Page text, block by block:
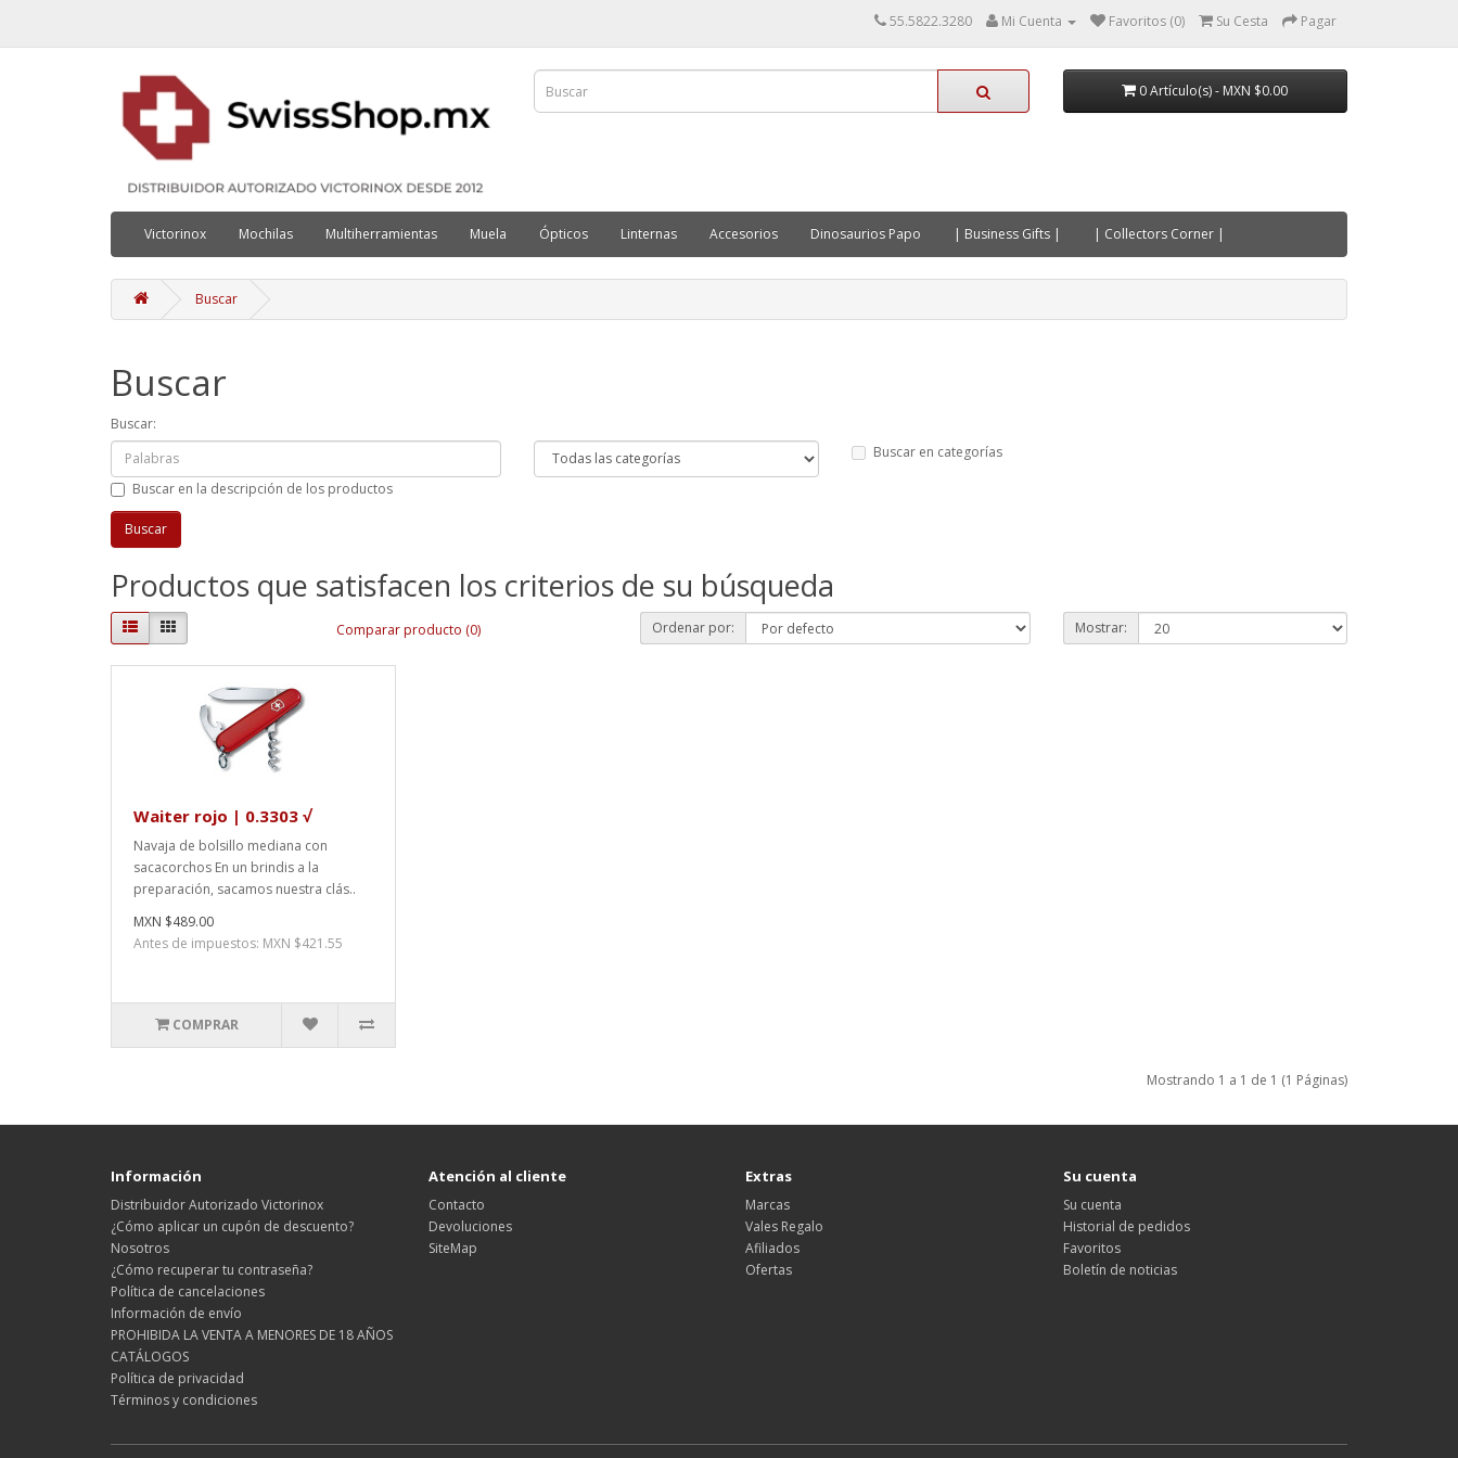
55.5822.3280 Mi Cuenta Favoritos (0) Su Cesta Pagar
0 Artículo(s) - MXN $0.00
Victorinox Mochilas Multiherramientas Muela Ópticos Linternas Accesorios Dinosaurios Papo | Business Gifts | | Collectors Corner |
Buscar
Buscar
Buscar:
Buscar en categorías
Buscar en la descripción de los productos
Productos que satisfacen los criterios de su búsqueda
Comparar producto (0) Ordenar por: Mostrar:
Waiter rojo | 0.3303 √
Navaja de bolsillo mediana con
sacacorchos En un brindis a la
preparación, sacamos nuestra clás..
MXN $489.00
Antes de impuestos: MXN $421.55
COMPRAR
Mostrando 1 a 1 de 1 (1 Páginas)
Información
Distribuidor Autorizado Victorinox
¿Cómo aplicar un cupón de descuento?
Nosotros
¿Cómo recuperar tu contraseña?
Política de cancelaciones
Información de envío
PROHIBIDA LA VENTA A MENORES DE 18 AÑOS
CATÁLOGOS
Política de privacidad
Términos y condiciones
Atención al cliente
Contacto
Devoluciones
SiteMap
Extras
Marcas
Vales Regalo
Afiliados
Ofertas
Su cuenta
Su cuenta
Historial de pedidos
Favoritos
Boletín de noticias